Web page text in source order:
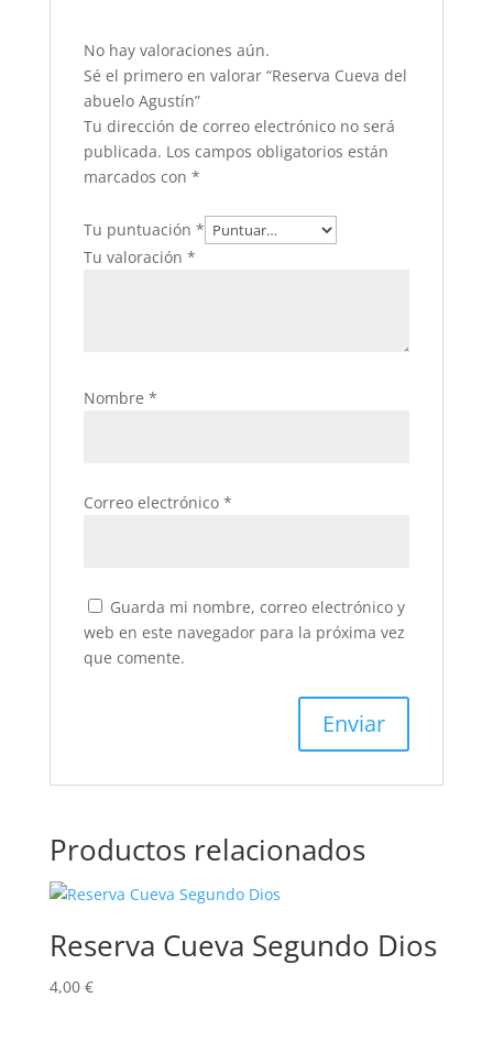
No hay valoraciones aún.
Sé el primero en valorar “Reserva Cueva del
abuelo Agustín”
Tu dirección de correo electrónico no será
publicada. Los campos obligatorios están
marcados con *
Tu puntuación *
Tu valoración *
Nombre *
Correo electrónico *
Guarda mi nombre, correo electrónico y
web en este navegador para la próxima vez
que comente.
Productos relacionados
Reserva Cueva Segundo Dios
4,00 €